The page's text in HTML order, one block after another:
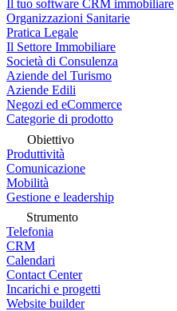
Il tuo software CRM immobiliare
Organizzazioni Sanitarie
Pratica Legale
Il Settore Immobiliare
Società di Consulenza
Aziende del Turismo
Aziende Edili
Negozi ed eCommerce
Categorie di prodotto
Obiettivo
Produttività
Comunicazione
Mobilità
Gestione e leadership
Strumento
Telefonia
CRM
Calendari
Contact Center
Incarichi e progetti
Website builder